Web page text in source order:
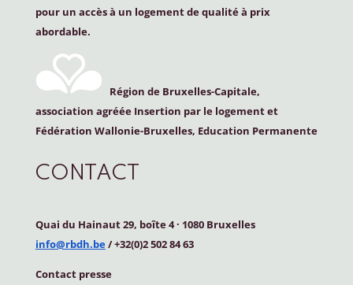
pour un accès à un logement de qualité à prix
abordable.
Région de Bruxelles-Capitale,
association agréée Insertion par le logement et
Fédération Wallonie-Bruxelles, Education Permanente
CONTACT
Quai du Hainaut 29, boîte 4· 1080 Bruxelles
info@rbdh.be/ +32(0)2 502 84 63
Contact presse